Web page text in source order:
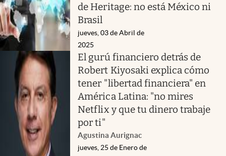
de Heritage: no está México ni
Brasil
jueves, 03 de Abril de
2025
El gurú financiero detrás de
Robert Kiyosaki explica cómo
tener "libertad financiera" en
América Latina: "no mires
Netflix y que tu dinero trabaje
por ti"
Agustina Aurignac
jueves, 25 de Enero de